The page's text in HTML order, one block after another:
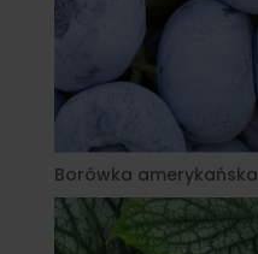
Borówka amerykańska